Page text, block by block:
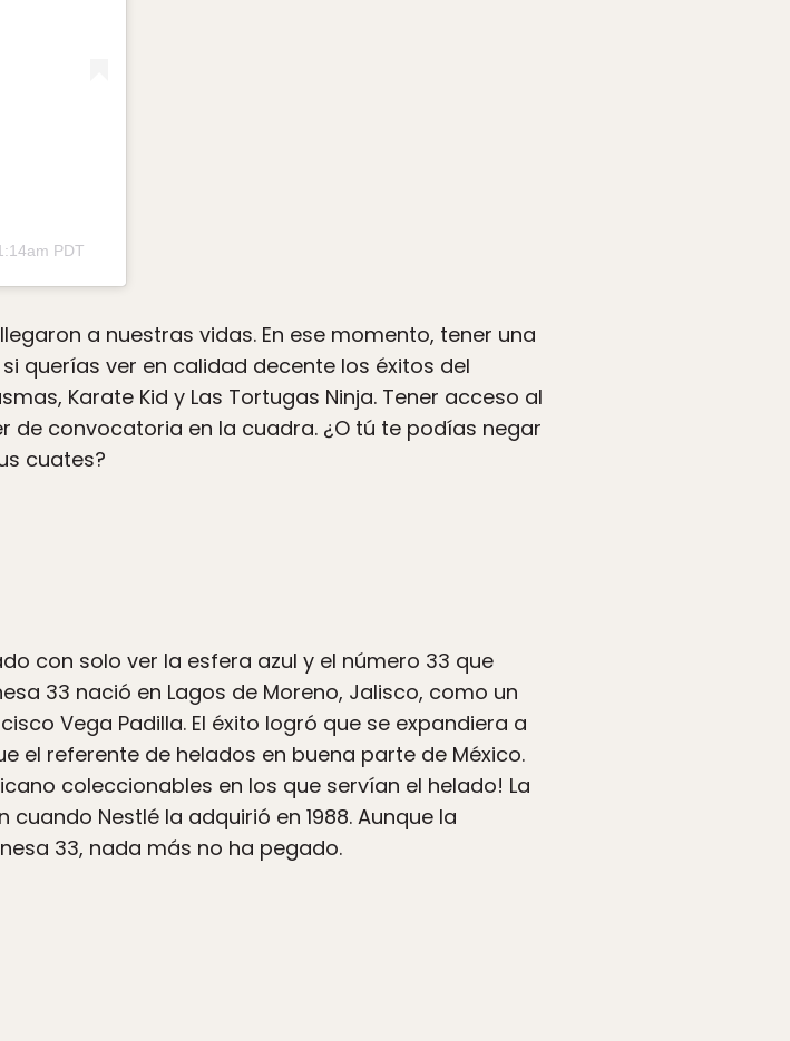
PDT
a nuestras vidas. En ese momento, tener una
querías ver en calidad decente los éxitos del
Karate Kid y Las Tortugas Ninja. Tener acceso al
convocatoria en la cuadra. ¿O tú te podías negar
cuates?
con solo ver la esfera azul y el número 33 que
33 nació en Lagos de Moreno, Jalisco, como un
Vega Padilla. El éxito logró que se expandiera a
el referente de helados en buena parte de México.
coleccionables en los que servían el helado! La
Nestlé la adquirió en 1988. Aunque la
33, nada más no ha pegado.